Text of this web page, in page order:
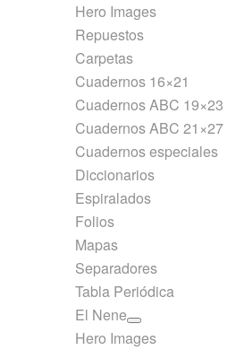
Hero Images
Repuestos
Carpetas
Cuadernos 16×21
Cuadernos ABC 19×23
Cuadernos ABC 21×27
Cuadernos especiales
Diccionarios
Espiralados
Folios
Mapas
Separadores
Tabla Periódica
El Nene
Hero Images